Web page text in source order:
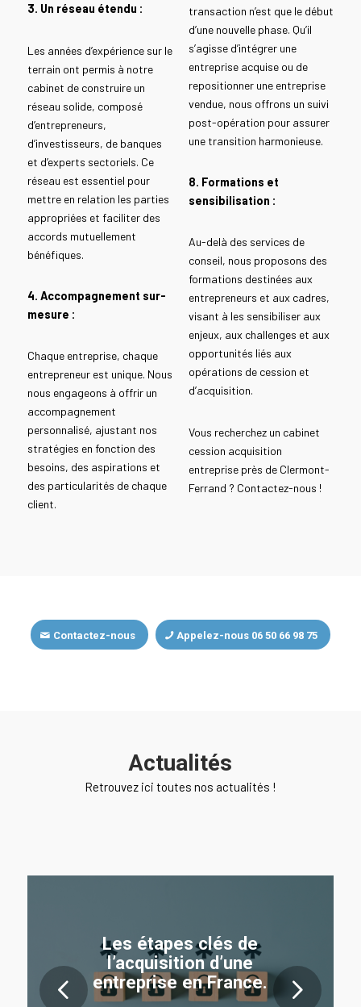
3. Un réseau étendu :
Les années d’expérience sur le
terrain ont permis à notre
cabinet de construire un
réseau solide, composé
d’entrepreneurs,
d’investisseurs, de banques
et d’experts sectoriels. Ce
réseau est essentiel pour
mettre en relation les parties
appropriées et faciliter des
accords mutuellement
bénéfiques.
4. Accompagnement sur-
mesure :
Chaque entreprise, chaque
entrepreneur est unique. Nous
nous engageons à offrir un
accompagnement
personnalisé, ajustant nos
stratégies en fonction des
besoins, des aspirations et
des particularités de chaque
client.
transaction n’est que le début
d’une nouvelle phase. Qu’il
s’agisse d’intégrer une
entreprise acquise ou de
repositionner une entreprise
vendue, nous offrons un suivi
post-opération pour assurer
une transition harmonieuse.
8. Formations et
sensibilisation :
Au-delà des services de
conseil, nous proposons des
formations destinées aux
entrepreneurs et aux cadres,
visant à les sensibiliser aux
enjeux, aux challenges et aux
opportunités liés aux
opérations de cession et
d’acquisition.
Vous recherchez un cabinet
cession acquisition
entreprise près de Clermont-
Ferrand ? Contactez-nous !
Contactez-nous Appelez-nous 06 50 66 98 75
Actualités
Retrouvez ici toutes nos actualités !
Les étapes clés de
l’acquisition d’une
entreprise en France.
Suivant